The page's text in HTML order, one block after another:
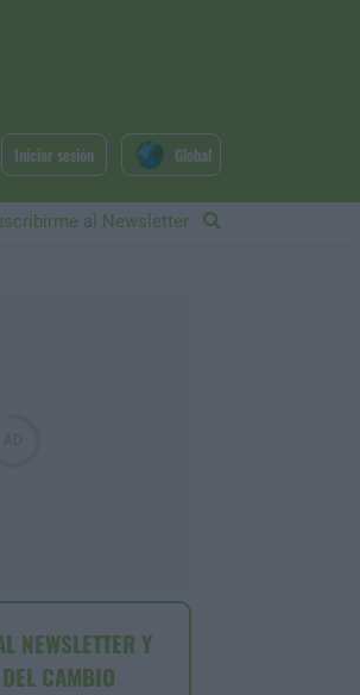
al Newsletter
Iniciar sesión Global
NEWSLETTER Y
CAMBIO